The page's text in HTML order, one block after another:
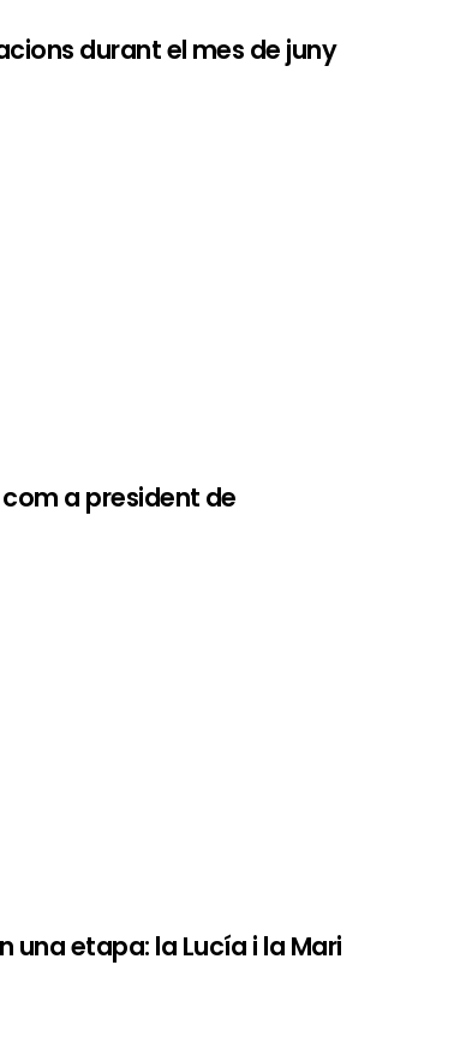
durant el mes de juny
a president de
una etapa: la Lucía i la Mari